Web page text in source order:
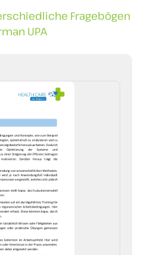
Fragebögen
UPA